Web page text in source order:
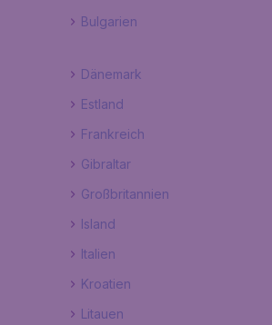
Bulgarien
Dänemark
Estland
Frankreich
Gibraltar
Großbritannien
Island
Italien
Kroatien
Litauen